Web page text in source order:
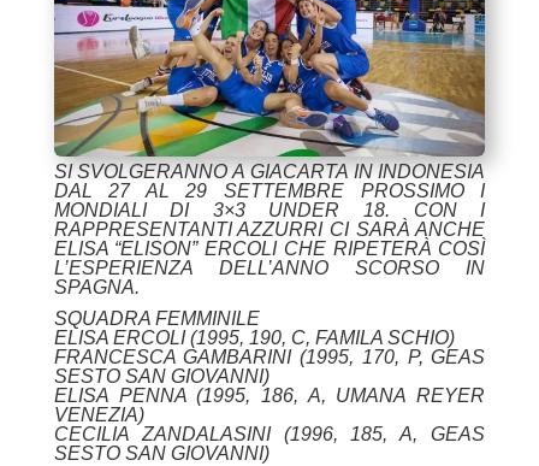
SI SVOLGERANNO A GIACARTA IN INDONESIA
DAL 27 AL 29 SETTEMBRE PROSSIMO I
MONDIALI DI 3×3 UNDER 18. CON I
RAPPRESENTANTI AZZURRI CI SARÀ ANCHE
ELISA “ELISON” ERCOLI CHE RIPETERÀ COSÌ
L’ESPERIENZA DELL’ANNO SCORSO IN
SPAGNA.
SQUADRA FEMMINILE
ELISA ERCOLI (1995, 190, C, FAMILA SCHIO)
FRANCESCA GAMBARINI (1995, 170, P, GEAS
SESTO SAN GIOVANNI)
ELISA PENNA (1995, 186, A, UMANA REYER
VENEZIA)
CECILIA ZANDALASINI (1996, 185, A, GEAS
SESTO SAN GIOVANNI)